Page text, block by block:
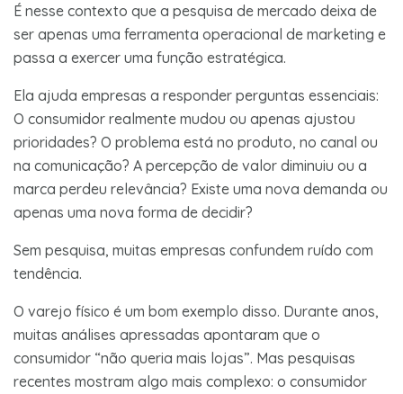
É nesse contexto que a pesquisa de mercado deixa de
ser apenas uma ferramenta operacional de marketing e
passa a exercer uma função estratégica.
Ela ajuda empresas a responder perguntas essenciais:
O consumidor realmente mudou ou apenas ajustou
prioridades? O problema está no produto, no canal ou
na comunicação? A percepção de valor diminuiu ou a
marca perdeu relevância? Existe uma nova demanda ou
apenas uma nova forma de decidir?
Sem pesquisa, muitas empresas confundem ruído com
tendência.
O varejo físico é um bom exemplo disso. Durante anos,
muitas análises apressadas apontaram que o
consumidor “não queria mais lojas”. Mas pesquisas
recentes mostram algo mais complexo: o consumidor